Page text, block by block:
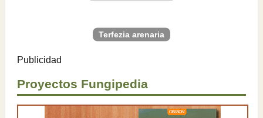
Terfezia arenaria
Publicidad
Proyectos Fungipedia